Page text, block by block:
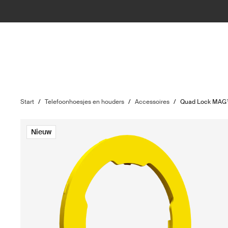
Start / Telefoonhoesjes en houders / Accessoires / Quad Lock
Nieuw